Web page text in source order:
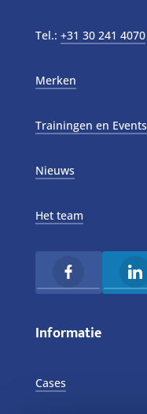
Tel.: +31 30 241 4070
Merken
Trainingen en Events
Nieuws
Het team
Informatie
Cases